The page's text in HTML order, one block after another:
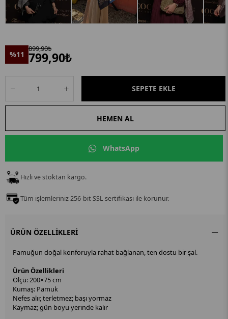
%11
899,90₺
799,90₺
WhatsApp
Hızlı ve stoktan kargo.
Tüm işlemleriniz 256-bit SSL sertifikası ile korunur.
ÜRÜN ÖZELLIKLERI
Pamuğun doğal konforuyla rahat bağlanan, ten dostu bir şal.
Ürün Özellikleri
Ölçü: 200×75 cm
Kumaş: Pamuk
Nefes alır, terletmez; başı yormaz
Kaymaz; gün boyu yerinde kalır